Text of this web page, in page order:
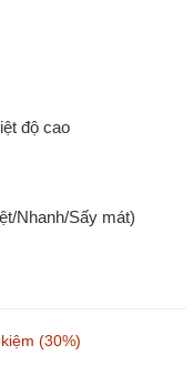
độ cao
Nhanh/Sấy mát)
(30%)